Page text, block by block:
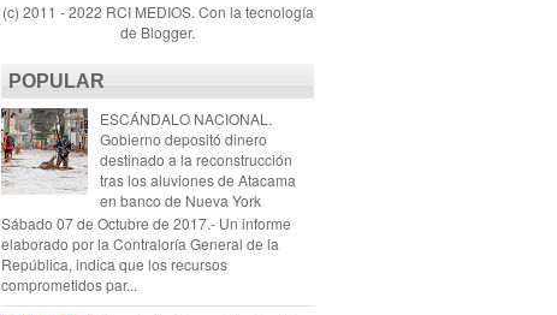
(c) 2011 - 2022 RCI MEDIOS. Con la tecnología
de Blogger.
POPULAR
ESCÁNDALO NACIONAL.
Gobierno depositó dinero
destinado a la reconstrucción
tras los aluviones de Atacama
en banco de Nueva York
Sábado 07 de Octubre de 2017.- Un informe
elaborado por la Contraloría General de la
República, indica que los recursos
comprometidos par...